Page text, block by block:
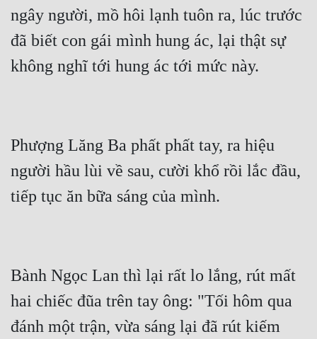
ngây người, mồ hôi lạnh tuôn ra, lúc trước
đã biết con gái mình hung ác, lại thật sự
Phượng Lăng Ba phất phất tay, ra hiệu
người hầu lùi về sau, cười khổ rồi lắc đầu,
Bành Ngọc Lan thì lại rất lo lắng, rút mất
hai chiếc đũa trên tay ông: "Tối hôm qua
đánh một trận, vừa sáng lại đã rút kiếm